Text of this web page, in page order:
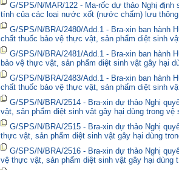
G/SPS/N/MAR/122 - Ma-rốc dự thảo Nghị định
tính của các loại nước xốt (nước chấm) lưu
G/SPS/N/BRA/2480/Add.1 - Bra-xin ban hành
chất thuốc bảo vệ thực vật, sản phẩm diệt sinh
G/SPS/N/BRA/2481/Add.1 - Bra-xin ban hành
bảo vệ thực vật, sản phẩm diệt sinh vật gây hại
G/SPS/N/BRA/2483/Add.1 - Bra-xin ban hành
chất thuốc bảo vệ thực vật, sản phẩm diệt sinh
G/SPS/N/BRA/2514 - Bra-xin dự thảo Nghị
vật, sản phẩm diệt sinh vật gây hại dùng trong vệ
G/SPS/N/BRA/2515 - Bra-xin dự thảo Nghị
thực vật, sản phẩm diệt sinh vật gây hại dùng
G/SPS/N/BRA/2516 - Bra-xin dự thảo Nghị
vệ thực vật, sản phẩm diệt sinh vật gây hại dùng